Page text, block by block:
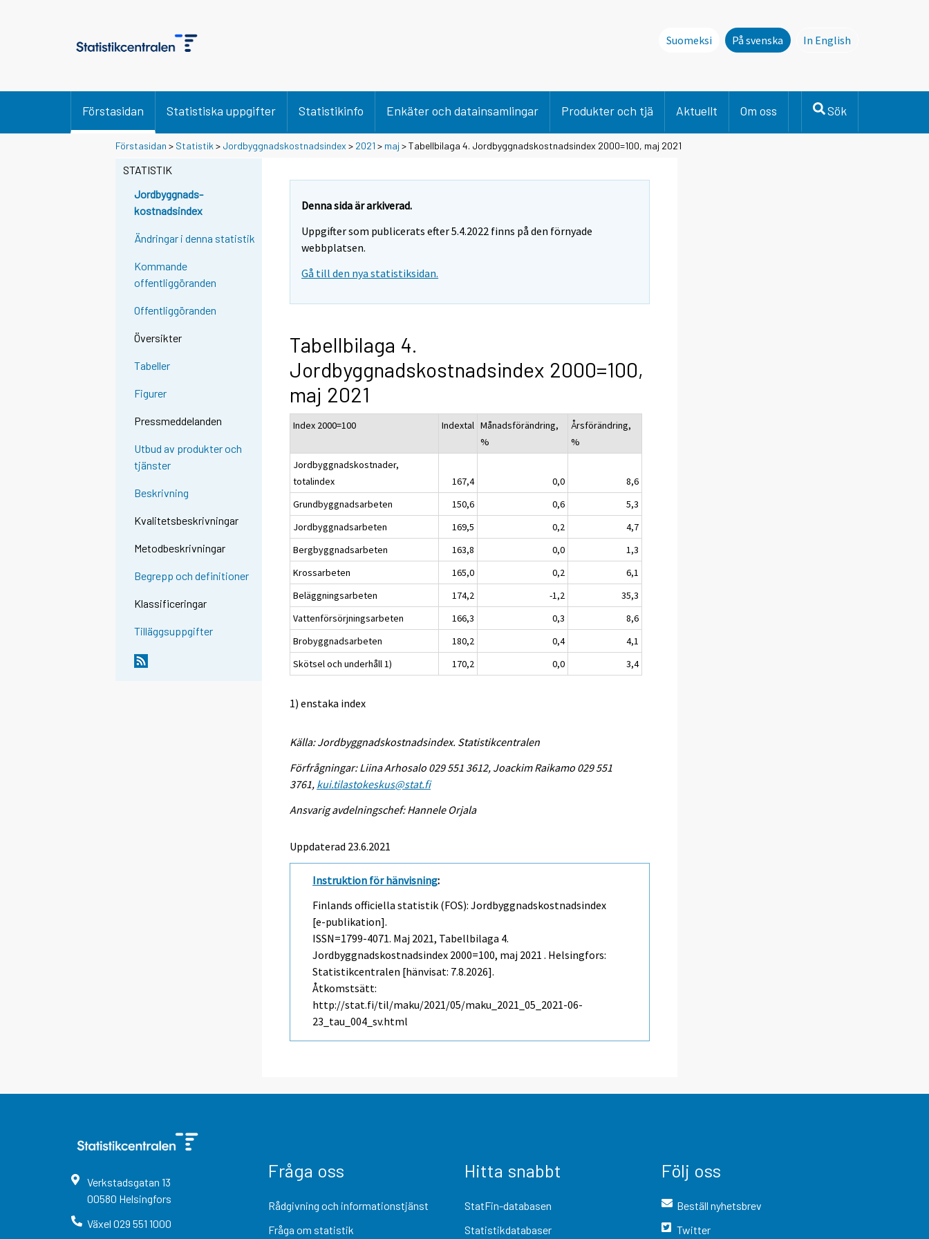
Suomeksi På svenska
In English
Förstasidan Statistiska uppgifter Statistikinfo Enkäter och datainsamlingar Produkter och tjä Aktuellt Om oss Sök
Förstasidan > Statistik > Jordbyggnadskostnadsindex > 2021 > maj > Tabellbilaga 4. Jordbyggnadskostnadsindex 2000=100, maj 2021
STATISTIK
Jordbyggnads-
kostnadsindex
Ändringar i denna statistik
Kommande
offentliggöranden
Offentliggöranden
Översikter
Tabeller
Figurer
Pressmeddelanden
Utbud av produkter och
tjänster
Beskrivning
Kvalitetsbeskrivningar
Metodbeskrivningar
Begrepp och definitioner
Klassificeringar
Tilläggsuppgifter
Denna sida är arkiverad.
Uppgifter som publicerats efter 5.4.2022 finns på den förnyade
webbplatsen.
Gå till den nya statistiksidan.
Tabellbilaga 4.
Jordbyggnadskostnadsindex 2000=100,
maj 2021
Index 2000=100 Indextal Månadsförändring,
%
Årsförändring,
%
Jordbyggnadskostnader,
totalindex
167,4 0,0
8,6
Grundbyggnadsarbeten
150,6 0,6
5,3
Jordbyggnadsarbeten
169,5 0,2
4,7
Bergbyggnadsarbeten
163,8 0,0
1,3
Krossarbeten
165,0 0,2
6,1
Beläggningsarbeten
174,2 -1,2
35,3
Vattenförsörjningsarbeten
166,3 0,3
8,6
Brobyggnadsarbeten
180,2 0,4
4,1
Skötsel och underhåll 1)
170,2 0,0 3,4
1) enstaka index
Källa: Jordbyggnadskostnadsindex. Statistikcentralen
Förfrågningar: Liina Arhosalo 029 551 3612, Joackim Raikamo 029 551
3761, kui.tilastokeskus@stat.fi
Ansvarig avdelningschef: Hannele Orjala
Uppdaterad 23.6.2021
Instruktion för hänvisning:
Finlands officiella statistik (FOS): Jordbyggnadskostnadsindex
[e-publikation].
ISSN=1799-4071. Maj 2021, Tabellbilaga 4.
Jordbyggnadskostnadsindex 2000=100, maj 2021 . Helsingfors:
Statistikcentralen [hänvisat: 7.8.2026].
Åtkomstsätt:
http://stat.fi/til/maku/2021/05/maku_2021_05_2021-06-
23_tau_004_sv.html
Verkstadsgatan 13
00580 Helsingfors
Växel 029 551 1000
Fråga oss
Rådgivning och informationstjänst
Fråga om statistik
Hitta snabbt
StatFin-databasen
Statistikdatabaser
Följ oss
Beställ nyhetsbrev
Twitter